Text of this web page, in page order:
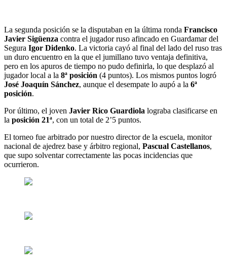
La segunda posición se la disputaban en la última ronda Francisco
Javier Sigüenza contra el jugador ruso afincado en Guardamar del
Segura Igor Didenko. La victoria cayó al final del lado del ruso tras
un duro encuentro en la que el jumillano tuvo ventaja definitiva,
pero en los apuros de tiempo no pudo definirla, lo que desplazó al
jugador local a la 8ª posición (4 puntos). Los mismos puntos logró
José Joaquín Sánchez, aunque el desempate lo aupó a la 6ª
posición.
Por último, el joven Javier Rico Guardiola lograba clasificarse en
la posición 21ª, con un total de 2’5 puntos.
El torneo fue arbitrado por nuestro director de la escuela, monitor
nacional de ajedrez base y árbitro regional, Pascual Castellanos,
que supo solventar correctamente las pocas incidencias que
ocurrieron.